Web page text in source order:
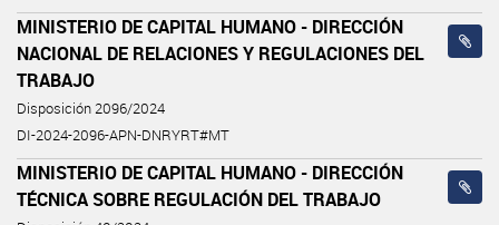
MINISTERIO DE CAPITAL HUMANO - DIRECCIÓN
NACIONAL DE RELACIONES Y REGULACIONES DEL
TRABAJO
Disposición 2096/2024
DI-2024-2096-APN-DNRYRT#MT
MINISTERIO DE CAPITAL HUMANO - DIRECCIÓN
TÉCNICA SOBRE REGULACIÓN DEL TRABAJO